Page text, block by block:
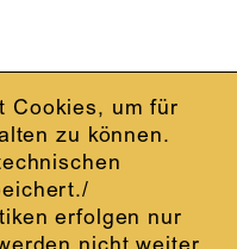
Cookies, um für
zu können.
erfolgen nur